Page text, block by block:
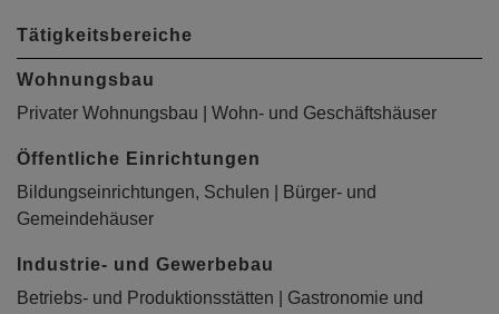
Tätigkeitsbereiche
Wohnungsbau
Privater Wohnungsbau | Wohn- und Geschäftshäuser
Öffentliche Einrichtungen
Bildungseinrichtungen, Schulen | Bürger- und
Gemeindehäuser
Industrie- und Gewerbebau
Betriebs- und Produktionsstätten | Gastronomie und